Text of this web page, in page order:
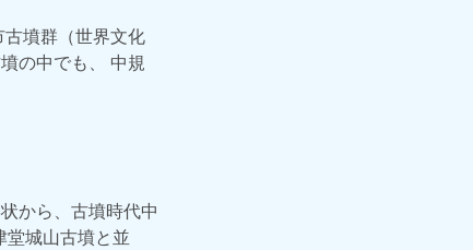
墳群（世界文化
の中でも、 中規
から、古墳時代中
城山古墳と並